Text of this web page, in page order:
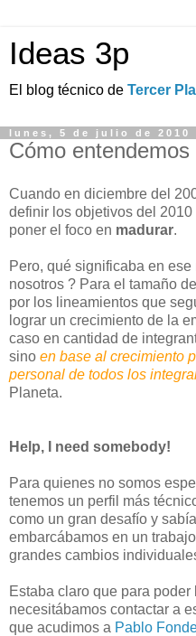
Ideas 3p
El blog técnico de Tercer
lunes, 5 de julio de 2010
Cómo
Cuando en diciembre del
definir los objetivos del
poner el foco en madurar.
Pero, qué significaba en ese
nosotros ? Para el tamaño
por los lineamientos que
lograr un crecimiento de la
caso en cantidad de
sino en base al crecimiento
personal de todos los
Planeta.
Help, I need somebody!
Para quienes no somos
tenemos un perfil más
como un gran desafío y
embarcábamos en un
grandes cambios
Estaba claro que para
necesitábamos contactar a
que acudimos a Pablo